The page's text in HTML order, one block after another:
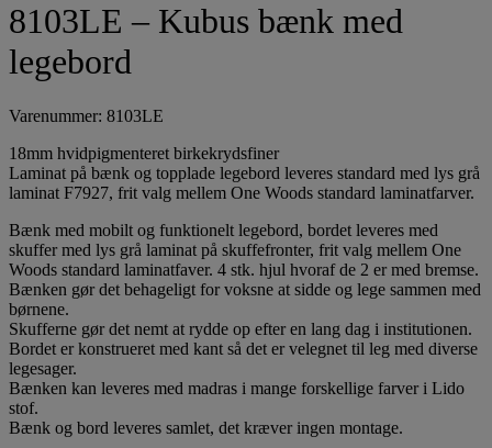
8103LE – Kubus bænk med
legebord
Varenummer: 8103LE
18mm hvidpigmenteret birkekrydsfiner
Laminat på bænk og topplade legebord leveres standard med lys grå
laminat F7927, frit valg mellem One Woods standard laminatfarver.
Bænk med mobilt og funktionelt legebord, bordet leveres med
skuffer med lys grå laminat på skuffefronter, frit valg mellem One
Woods standard laminatfaver. 4 stk. hjul hvoraf de 2 er med bremse.
Bænken gør det behageligt for voksne at sidde og lege sammen med
børnene.
Skufferne gør det nemt at rydde op efter en lang dag i institutionen.
Bordet er konstrueret med kant så det er velegnet til leg med diverse
legesager.
Bænken kan leveres med madras i mange forskellige farver i Lido
stof.
Bænk og bord leveres samlet, det kræver ingen montage.